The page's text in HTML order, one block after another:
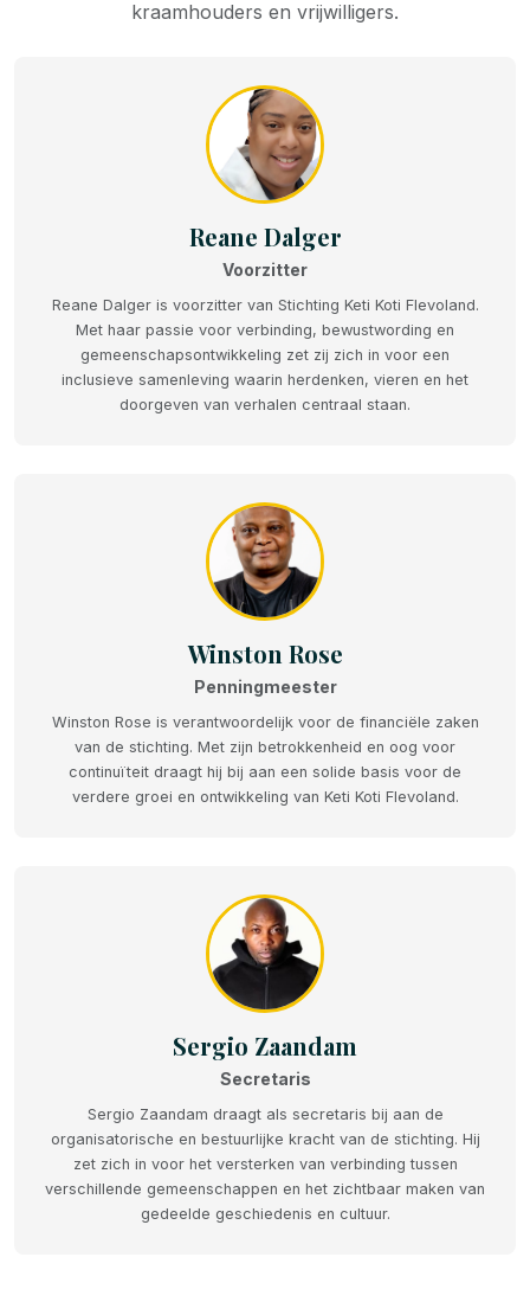
kraamhouders en vrijwilligers.
Reane Dalger
Voorzitter
Reane Dalger is voorzitter van Stichting Keti Koti Flevoland.
Met haar passie voor verbinding, bewustwording en
gemeenschapsontwikkeling zet zij zich in voor een
inclusieve samenleving waarin herdenken, vieren en het
doorgeven van verhalen centraal staan.
Winston Rose
Penningmeester
Winston Rose is verantwoordelijk voor de financiële zaken
van de stichting. Met zijn betrokkenheid en oog voor
continuïteit draagt hij bij aan een solide basis voor de
verdere groei en ontwikkeling van Keti Koti Flevoland.
Sergio Zaandam
Secretaris
Sergio Zaandam draagt als secretaris bij aan de
organisatorische en bestuurlijke kracht van de stichting. Hij
zet zich in voor het versterken van verbinding tussen
verschillende gemeenschappen en het zichtbaar maken van
gedeelde geschiedenis en cultuur.